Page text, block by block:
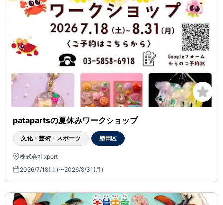
patapartsの夏休みワークショップ
文化・芸術・スポーツ 墨田区
株式会社xport
2026/7/18(土)〜2026/8/31(月)